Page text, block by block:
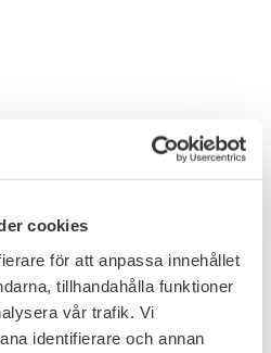
cookies
för att anpassa innehållet
tillhandahålla funktioner
vår trafik. Vi
identifierare och annan
Lägg till i favoriter